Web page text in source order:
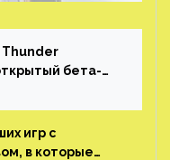
Thunder
бета-
игр с
в которые